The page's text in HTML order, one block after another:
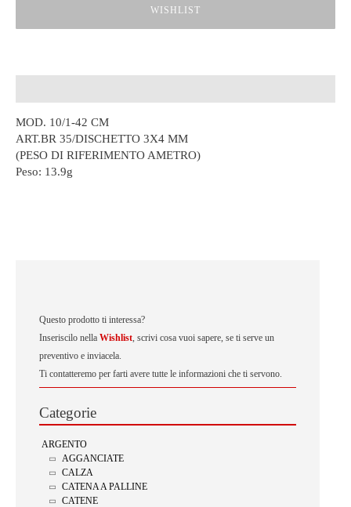
Questo prodotto ti interessa?
Inseriscilo nella Wishlist, scrivi cosa vuoi sapere, se ti serve un
preventivo e inviacela.
Ti contatteremo per farti avere tutte le informazioni che ti servono.
Categorie
ARGENTO
AGGANCIATE
CALZA
CATENA A PALLINE
CATENE
WISHLIST
MOD. 10/1-42 CM
ART.BR 35/DISCHETTO 3X4 MM
(PESO DI RIFERIMENTO AMETRO)
Peso: 13.9g